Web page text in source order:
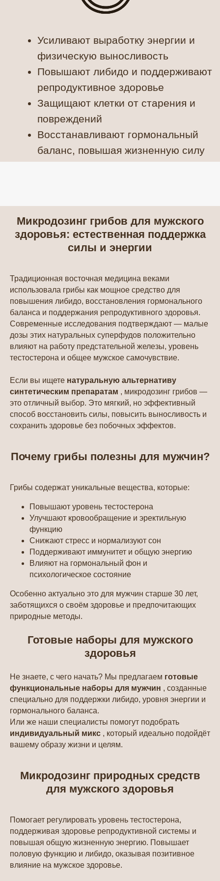
Защищают клетки от старения и
баланс, повышая жизненную силу
Микродозинг грибов для мужского
здоровья: естественная поддержка
силы и энергии
Традиционная восточная медицина веками
использовала грибы как мощное средство для
повышения либидо, восстановления гормонального
баланса и поддержания репродуктивного здоровья.
Современные исследования подтверждают — малые
дозы этих натуральных суперфудов положительно
влияют на работу предстательной железы, уровень
тестостерона и общее мужское самочувствие.
Если вы ищете натуральную альтернативу
синтетическим препаратам , микродозинг грибов —
это отличный выбор. Это мягкий, но эффективный
способ восстановить силы, повысить выносливость и
сохранить здоровье без побочных эффектов.
Почему грибы полезны для мужчин?
Грибы содержат уникальные вещества, которые:
Повышают уровень тестостерона
Улучшают кровообращение и эректильную
функцию
Снижают стресс и нормализуют сон
Поддерживают иммунитет и общую энергию
Влияют на гормональный фон и
психологическое состояние
Особенно актуально это для мужчин старше 30 лет,
заботящихся о своём здоровье и предпочитающих
природные методы.
Готовые наборы для мужского
здоровья
Не знаете, с чего начать? Мы предлагаем готовые
функциональные наборы для мужчин , созданные
специально для поддержки либидо, уровня энергии и
гормонального баланса.
Или же наши специалисты помогут подобрать
индивидуальный микс , который идеально подойдёт
вашему образу жизни и целям.
Микродозинг природных средств
для мужского здоровья
Помогает регулировать уровень тестостерона,
поддерживая здоровье репродуктивной системы и
повышая общую жизненную энергию. Повышает
половую функцию и либидо, оказывая позитивное
влияние на мужское здоровье.
ОСНОВНАЯ
ИНФОРМАЦИЯ
Оплата и доставка
О компании
Часто задаваемые вопросы
ПОЛЕЗНАЯ
ИНФОРМАЦИЯ